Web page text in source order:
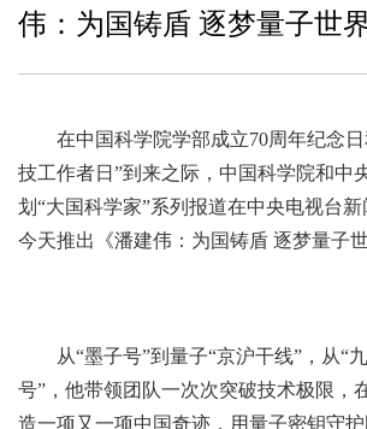
伟：为国铸盾 逐梦量子世
在中国科学院学部成立70周年纪念
技工作者日”到来之际，中国科学院和中
划“大国科学家”系列报道在中央电视台新
今天推出《潘建伟：为国铸盾 逐梦量子世
从“墨子号”到量子“京沪干线”，从“
号”，他带领团队一次次突破技术极限，
造一项又一项中国奇迹，用量子密钥守